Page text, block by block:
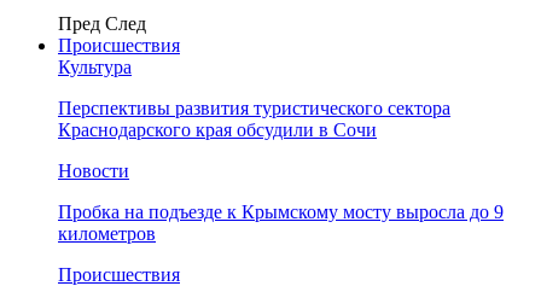
Пред След
Происшествия
Культура
Перспективы развития туристического сектора
Краснодарского края обсудили в Сочи
Новости
Пробка на подъезде к Крымскому мосту выросла до 9
километров
Происшествия